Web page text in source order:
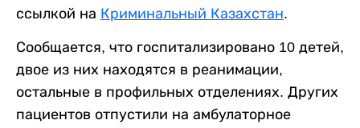
ссылкой на Криминальный Казахстан.
Сообщается, что госпитализировано 10 детей,
двое из них находятся в реанимации,
остальные в профильных отделениях. Других
пациентов отпустили на амбулаторное